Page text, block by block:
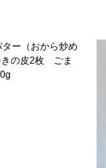
ー（おから炒め
の皮2枚 ごま